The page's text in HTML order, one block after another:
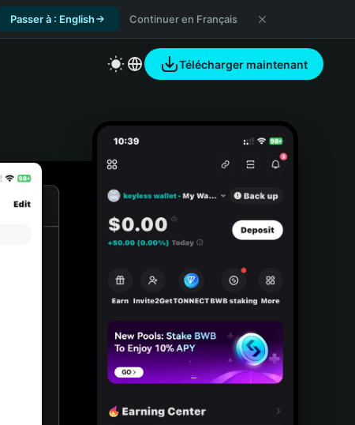
Passer à : English Continuer en Français
Télécharger maintenant